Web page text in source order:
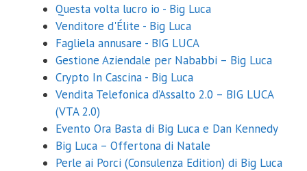
Questa volta lucro io - Big Luca
Venditore d'Élite - Big Luca
Fagliela annusare - BIG LUCA
Gestione Aziendale per Nababbi – Big Luca
Crypto In Cascina - Big Luca
Vendita Telefonica d’Assalto 2.0 – BIG LUCA
(VTA 2.0)
Evento Ora Basta di Big Luca e Dan Kennedy
Big Luca – Offertona di Natale
Perle ai Porci (Consulenza Edition) di Big Luca